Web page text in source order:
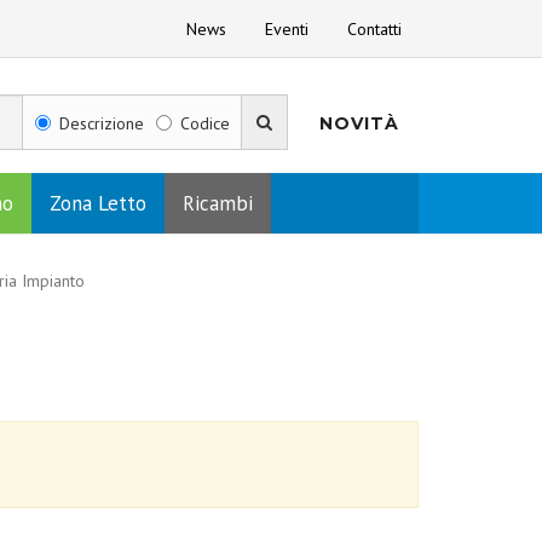
News Eventi Contatti
Descrizione Codice NOVITÀ
Zona Letto Ricambi
Impianto